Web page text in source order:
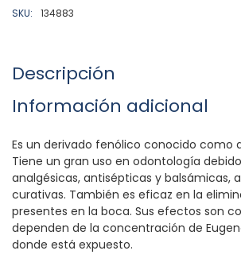
SKU:
134883
Descripción
Información adicional
Es un derivado fenólico conocido como
Tiene un gran uso en odontología
analgésicas, antisépticas y balsámicas,
curativas. También es eficaz en la
presentes en la boca. Sus efectos son
dependen de la concentración de
donde está expuesto.